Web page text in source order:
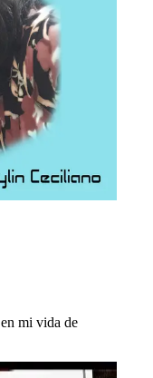
mi vida de